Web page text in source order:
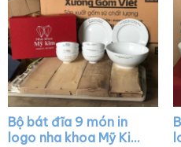
Bộ bát đĩa 9 món in
logo nha khoa Mỹ Kim